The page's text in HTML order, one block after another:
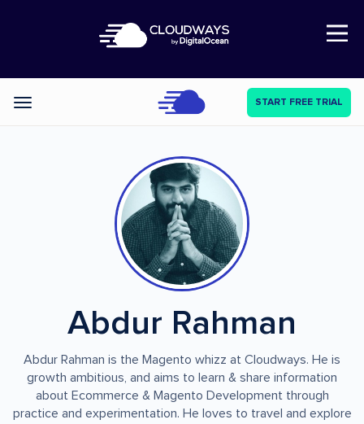
Open Nav
Categories START FREE TRIAL
Abdur Rahman
Abdur Rahman is the Magento whizz at Cloudways. He is
growth ambitious, and aims to learn & share information
about Ecommerce & Magento Development through
practice and experimentation. He loves to travel and explore